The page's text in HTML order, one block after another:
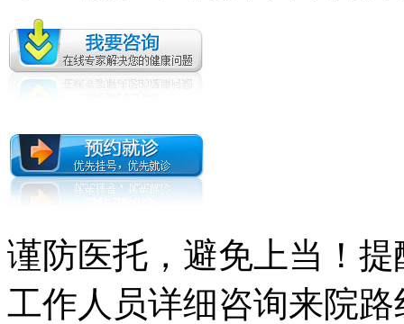
谨防医托，避免上当！
工作人员详细咨询来院